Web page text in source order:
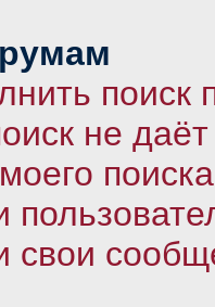
не даёт
свои